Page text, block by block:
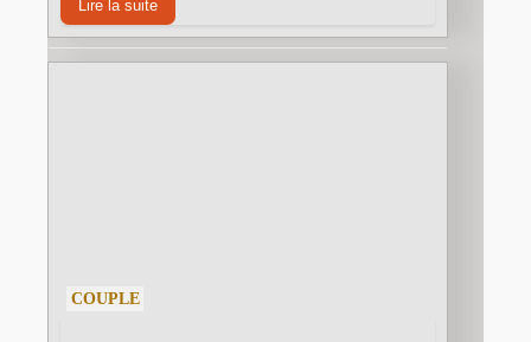
Lire la suite
COUPLE